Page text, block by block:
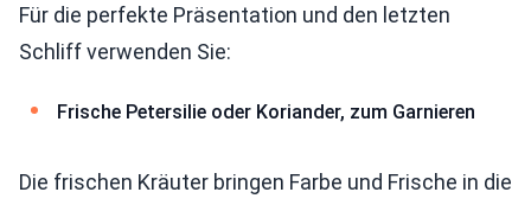
Für die perfekte Präsentation und den letzten
Schliff verwenden Sie:
Frische Petersilie oder Koriander, zum Garnieren
Die frischen Kräuter bringen Farbe und Frische in die